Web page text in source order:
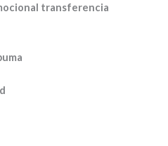
transferencia